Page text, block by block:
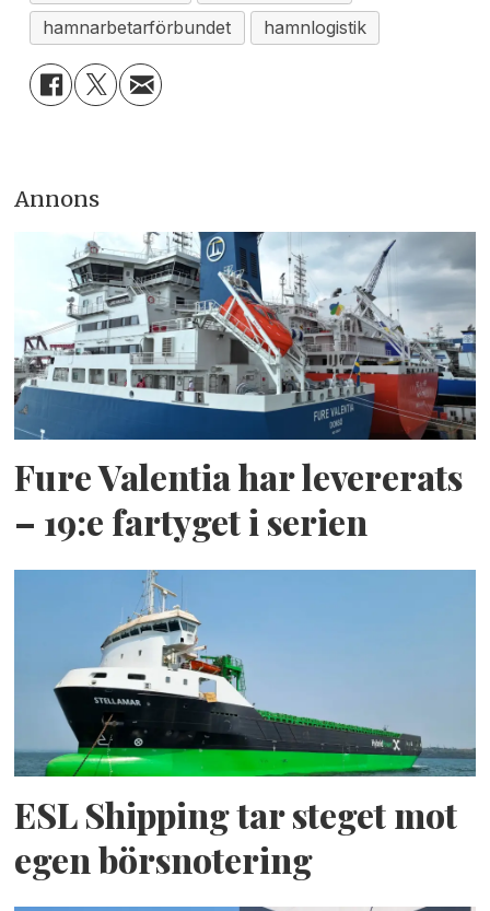
hamnarbetarförbundet
hamnlogistik
Annons
Fure Valentia har levererats
– 19:e fartyget i serien
ESL Shipping tar steget mot
egen börsnotering